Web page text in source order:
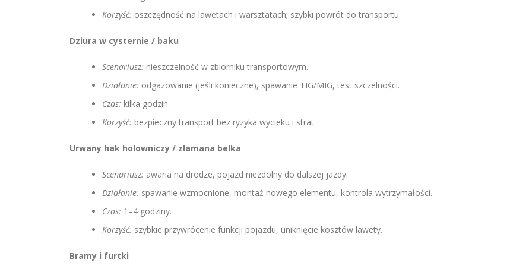
Korzyść: oszczędność na lawetach i warsztatach; szybki powrót do transportu.
Dziura w cysternie / baku
Scenariusz: nieszczelność w zbiorniku transportowym.
Działanie: odgazowanie (jeśli konieczne), spawanie TIG/MIG, test szczelności.
Czas: kilka godzin.
Korzyść: bezpieczny transport bez ryzyka wycieku i strat.
Urwany hak holowniczy / złamana belka
Scenariusz: awaria na drodze, pojazd niezdolny do dalszej jazdy.
Działanie: spawanie wzmocnione, montaż nowego elementu, kontrola wytrzymałości.
Czas: 1–4 godziny.
Korzyść: szybkie przywrócenie funkcji pojazdu, uniknięcie kosztów lawety.
Bramy i furtki